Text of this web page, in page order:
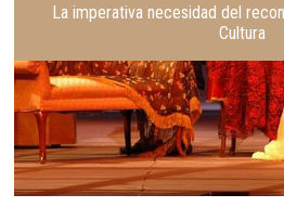
La imperativa necesidad del
Cultura